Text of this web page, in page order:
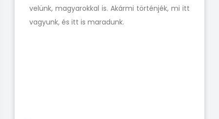
velünk, magyarokkal is. Akármi történjék, mi itt
vagyunk, és itt is maradunk.